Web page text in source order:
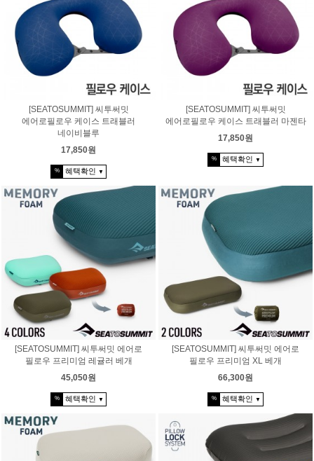
[SEATOSUMMIT] 씨투써밋
에어로필로우 케이스 트래블러
네이비블루
17,850원
% 혜택확인 ▼
[SEATOSUMMIT] 씨투써밋
에어로필로우 케이스 트래블러 마젠타
17,850원
% 혜택확인 ▼
[SEATOSUMMIT] 씨투써밋 에어로
필로우 프리미엄 레귤러 베개
45,050원
% 혜택확인 ▼
[SEATOSUMMIT] 씨투써밋 에어로
필로우 프리미엄 XL 베개
66,300원
% 혜택확인 ▼